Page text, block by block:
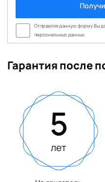
Отправляя данную форму Вы
персональных данных
Гарантия после
5
лет